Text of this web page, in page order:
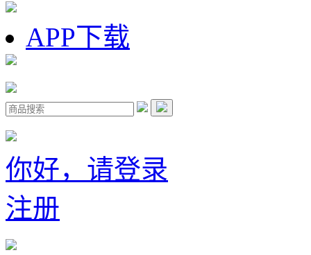
APP下载
你好，请登录
注册